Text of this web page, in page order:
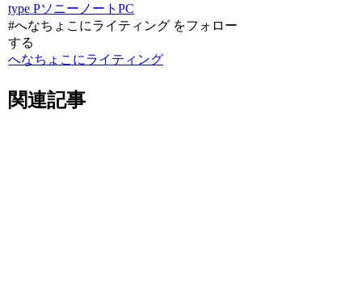
type Pソニー ノートPC
#へなちょこにライティング をフォロー
する
へなちょこにライティング
関連記事